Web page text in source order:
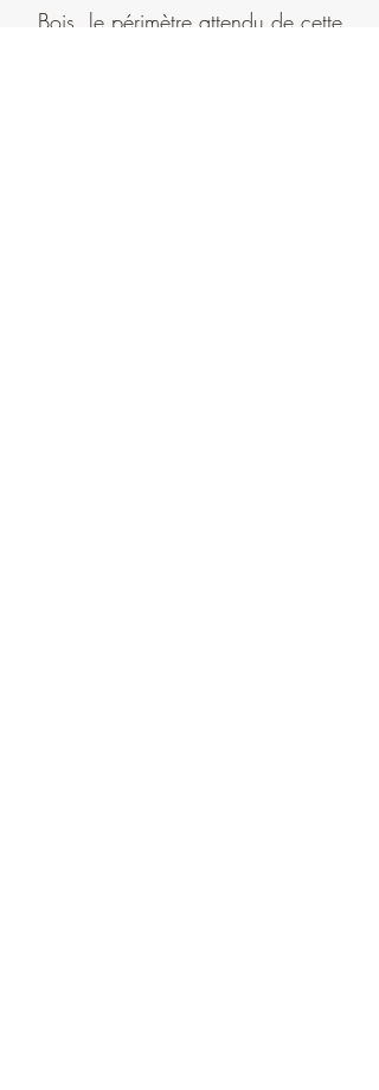
Bois, le périmètre attendu de cette